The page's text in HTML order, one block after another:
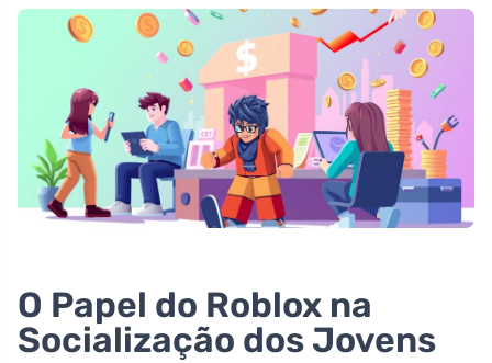
O Papel do Roblox na
Socialização dos Jovens